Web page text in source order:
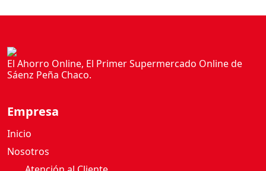
El Ahorro Online, El Primer Supermercado Online de
Sáenz Peña Chaco.
Empresa
Inicio
Nosotros